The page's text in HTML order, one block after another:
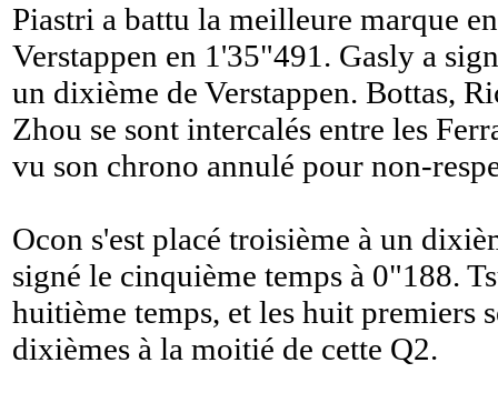
Piastri a battu la meilleure marque
Verstappen en 1'35"491. Gasly a
un dixième de Verstappen. Bottas,
Zhou se sont intercalés entre les
vu son chrono annulé pour non-
Ocon s'est placé troisième à un
signé le cinquième temps à 0"188.
huitième temps, et les huit premiers
dixièmes à la moitié de cette Q2.